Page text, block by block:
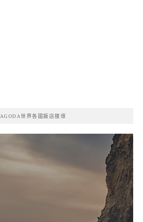
AGODA世界各國飯店搜尋